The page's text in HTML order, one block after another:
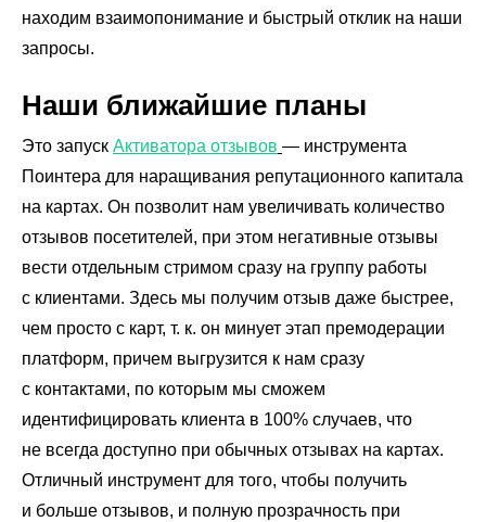
находим взаимопонимание и быстрый отклик на наши
запросы.
Наши ближайшие планы
Это запуск Активатора отзывов ― инструмента
Поинтера для наращивания репутационного капитала
на картах. Он позволит нам увеличивать количество
отзывов посетителей, при этом негативные отзывы
вести отдельным стримом сразу на группу работы
с клиентами. Здесь мы получим отзыв даже быстрее,
чем просто с карт, т. к. он минует этап премодерации
платформ, причем выгрузится к нам сразу
с контактами, по которым мы сможем
идентифицировать клиента в 100% случаев, что
не всегда доступно при обычных отзывах на картах.
Отличный инструмент для того, чтобы получить
и больше отзывов, и полную прозрачность при
Фотографии
Статистика по трафику
Работа с отзывами
Работа с магазинами приложений
Обработка отзывов
Ответы с помощью ChatGPT
и автоответы
Анализ конкурентов
Мониторинг конкурентов
Реклама на картах
Геоперфоманс реклама